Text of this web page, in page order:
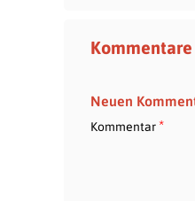
Kommentare
Neuen
Kommentar*